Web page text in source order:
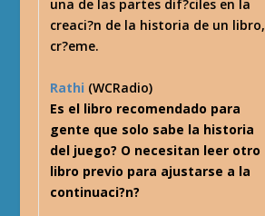
una de las partes dif?ciles en la
creaci?n de la historia de un libro,
cr?eme.
Rathi (WCRadio)
Es el libro recomendado para
gente que solo sabe la historia
del juego? O necesitan leer otro
libro previo para ajustarse a la
continuaci?n?